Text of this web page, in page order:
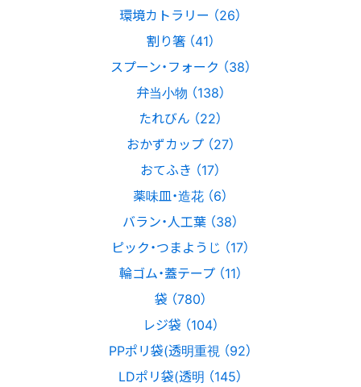
環境カトラリー （26）
割り箸 （41）
スプーン・フォーク （38）
弁当小物 （138）
たれびん （22）
おかずカップ （27）
おてふき （17）
薬味皿・造花 （6）
バラン・人工葉 （38）
ピック・つまようじ （17）
輪ゴム・蓋テープ （11）
袋 （780）
レジ袋 （104）
PPポリ袋(透明重視 （92）
LDポリ袋(透明 （145）